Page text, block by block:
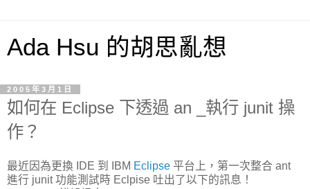
Ada Hsu 的胡思亂想
2005年3月1日
如何在 Eclipse 下透過 an _執行 junit 操
作？
最近因為更換 IDE 到 IBM Eclipse 平台上，第一次整合 ant
進行 junit 功能測試時 Eclpise 吐出了以下的訊息！